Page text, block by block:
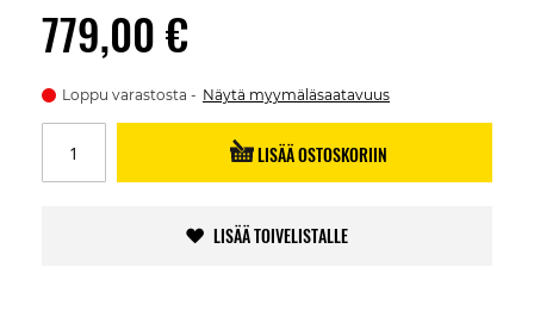
779,00 €
Loppu varastosta Näytä myymäläsaatavuus
LISÄÄ OSTOSKORIIN
LISÄÄ TOIVELISTALLE